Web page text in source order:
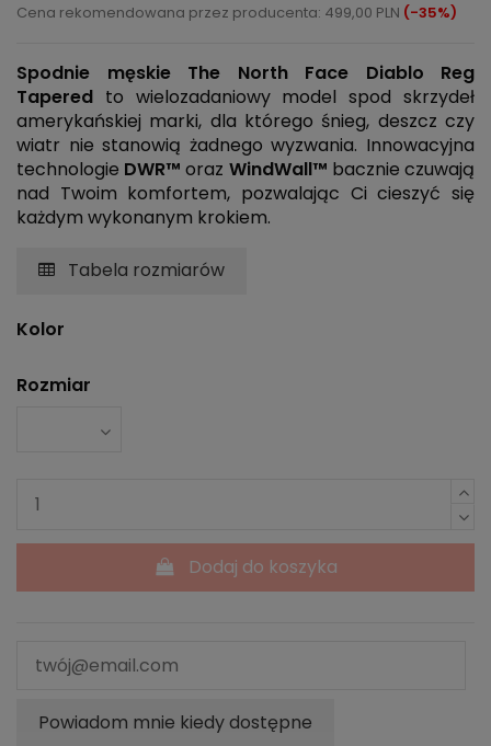
Cena rekomendowana przez producenta: 499,00 PLN (-35%)
Spodnie męskie The North Face Diablo Reg
Tapered to wielozadaniowy model spod skrzydeł
amerykańskiej marki, dla którego śnieg, deszcz czy
wiatr nie stanowią żadnego wyzwania. Innowacyjna
technologie DWR™oraz WindWall™ bacznie czuwają
nad Twoim komfortem, pozwalając Ci cieszyć się
każdym wykonanym krokiem.
Tabela rozmiarów
Kolor
Rozmiar
Dodaj do koszyka
Powiadom mnie kiedy dostępne